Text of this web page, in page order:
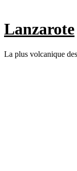
Lanzarote
La plus volcanique